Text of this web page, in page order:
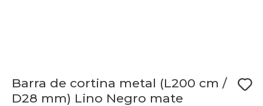
Barra de cortina metal (L200 cm /
D28 mm) Lino Negro mate